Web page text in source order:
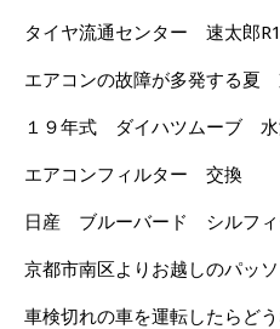
タイヤ流通センター 速太郎
エアコンの故障が多発する
１９年式 ダイハツムーブ 水
エアコンフィルター 交換
日産 ブルーバード シルフ
京都市南区よりお越しのパッ
車検切れの車を運転したらど